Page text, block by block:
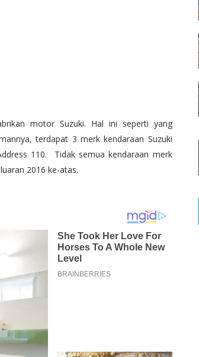
motor Suzuki. Hal ini seperti yang
terdapat 3 merk kendaraan Suzuki
110. Tidak semua kendaraan merk
2016 ke-atas.